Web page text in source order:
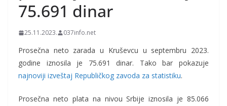
75.691 dinar
25.11.2023. 037info.net
Prosečna neto zarada u Kruševcu u septembru 2023.
godine iznosila je 75.691 dinar. Tako bar pokazuje
najnoviji izveštaj Republičkog zavoda za statistiku.
Prosečna neto plata na nivou Srbije iznosila je 85.066